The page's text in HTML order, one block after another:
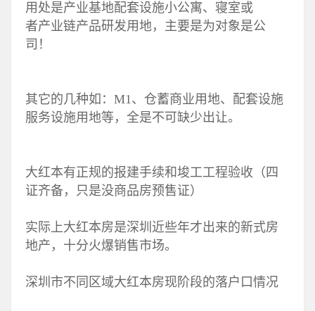
用处是产业基地配套设施小公寓、寝室或
者产业链产品研发用地，主要是为对象是公
司！
其它的几种如：M1、仓蓄商业用地、配套设施
服务设施用地等，全是不可缺少出让。
大红本有正规的报建手续和埈工工程验收（四
证齐备，只是没商品房预售证）
实际上大红本房是深圳近些年才出来的新式房
地产，十分火爆销售市场。
深圳市不同区域大红本房现阶段的落户口情况